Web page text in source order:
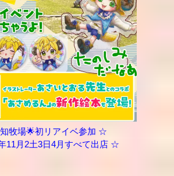
牧場🌟初リアイベ参加 ☆
11月2土3日4月すべて出店 ☆